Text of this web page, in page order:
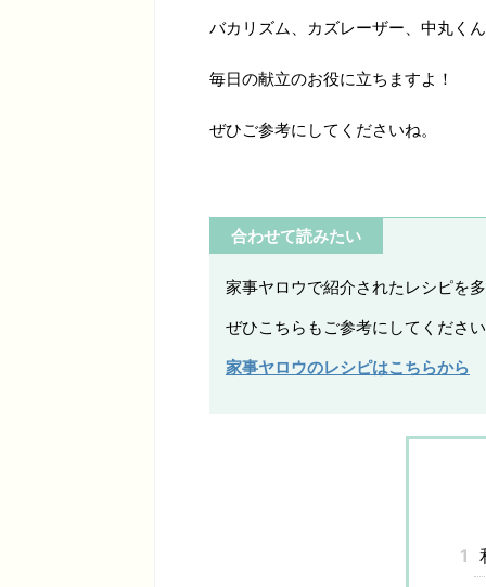
バカリズム、カズレーザー、中丸く
毎日の献立のお役に立ちますよ！
ぜひご参考にしてくださいね。
合わせて読みたい
家事ヤロウで紹介されたレシピを
ぜひこちらもご参考にしてください
家事ヤロウのレシピはこちらから
1